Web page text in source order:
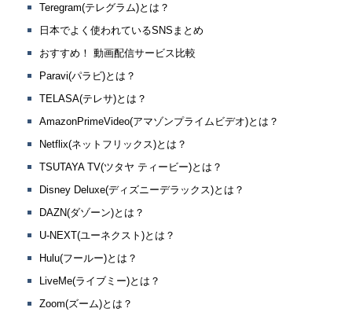
Teregram(テレグラム)とは？
日本でよく使われているSNSまとめ
おすすめ！ 動画配信サービス比較
Paravi(パラビ)とは？
TELASA(テレサ)とは？
AmazonPrimeVideo(アマゾンプライムビデオ)とは？
Netflix(ネットフリックス)とは？
TSUTAYA TV(ツタヤ ティービー)とは？
Disney Deluxe(ディズニーデラックス)とは？
DAZN(ダゾーン)とは？
U-NEXT(ユーネクスト)とは？
Hulu(フールー)とは？
LiveMe(ライブミー)とは？
Zoom(ズーム)とは？